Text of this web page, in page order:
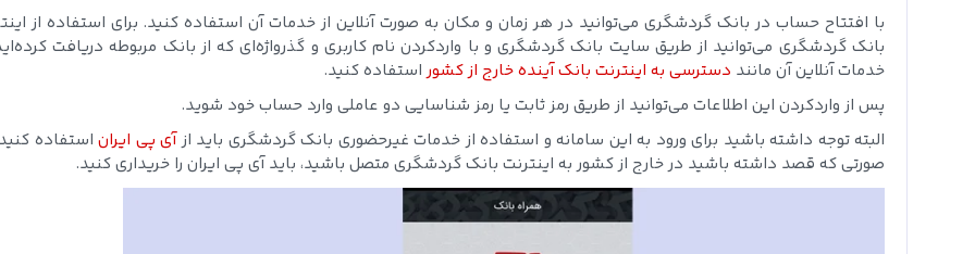
با افتتاح حساب در بانک گردشگری می‌توانید در هر زمان و مکان به صورت آنلاین از خدمات آن استفاده کنید. برای استفاده از
بانک گردشگری می‌توانید از طریق سایت بانک گردشگری و با واردکردن نام کاربری و گذرواژه‌ای که از بانک مربوطه دریافت
خدمات آنلاین آن مانند دسترسی به اینترنت بانک آینده خارج از کشوراستفاده کنید.
پس از واردکردن این اطلاعات می‌توانید از طریق رمز ثابت یا رمز شناسایی دو عاملی وارد حساب خود شوید.
البته توجه داشته باشید برای ورود به این سامانه و استفاده از خدمات غیرحضوری بانک گردشگری باید ازآی پی ایراناستفاده
صورتی که قصد داشته باشید در خارج از کشور به اینترنت بانک گردشگری متصل باشید، باید آی پی ایران را خریداری کنید.